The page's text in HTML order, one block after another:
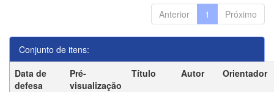
Anterior 1 Próximo
Conjunto de itens:
Data de
defesa
Pré-
visualização
Título Autor Orientador